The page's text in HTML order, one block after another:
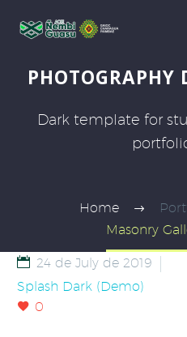
PHOTOGRAPHY
Dark template for
Home
Masonry
24 de July de 2019
Splash Dark (Demo)
0